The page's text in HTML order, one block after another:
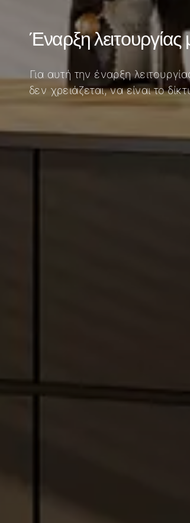
Έναρξη
Για αυτή την έναρξη
δεν χρειάζεται, να είναι το